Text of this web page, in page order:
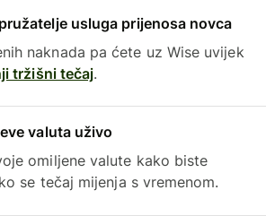
usluga prijenosa novca
naknada pa ćete uz Wise uvijek
tržišni tečaj.
valuta uživo
omiljene valute kako biste
se tečaj mijenja s vremenom.